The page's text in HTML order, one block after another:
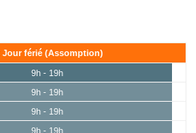
Jour férié (Assomption)
9h - 19h
9h - 19h
9h - 19h
9h - 19h